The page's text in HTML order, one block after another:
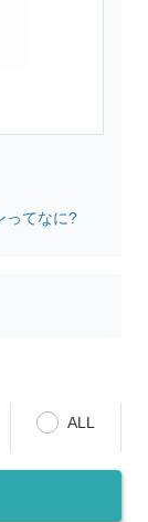
ってなに?
ALL